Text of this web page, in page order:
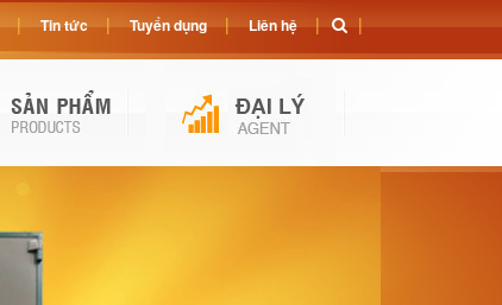
Tin tức Tuyển dụng Liên hệ